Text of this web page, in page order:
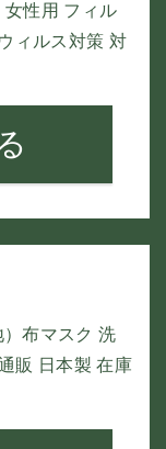
性用 フィル
ィルス対策 対
布マスク 洗
販 日本製 在庫